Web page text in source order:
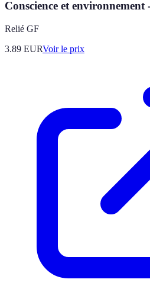
Conscience et
Relié GF
3.89 EURVoir le prix